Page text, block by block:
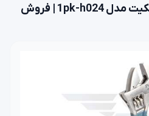
آچار فرانسه 4 اینچی پروسکیت مدل 1pk-h024 | فروش